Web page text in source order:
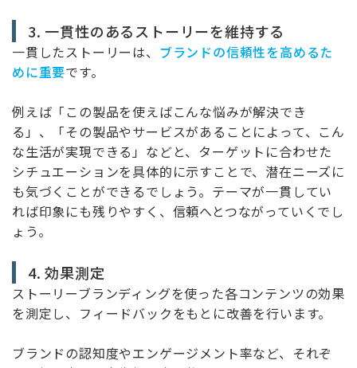
3. 一貫性のあるストーリーを維持する
一貫したストーリーは、 ブランドの信頼性を高めるた
めに重要です。
例えば「この製品を使えばこんな悩みが解決でき
る」、「その製品やサービスがあることによって、こん
な生活が実現できる」などと、ターゲットに合わせた
シチュエーションを具体的に示すことで、潜在ニーズに
も気づくことができるでしょう。テーマが一貫してい
れば印象にも残りやすく、信頼へとつながっていくでし
ょう。
4. 効果測定
ストーリーブランディングを使った各コンテンツの効果
を測定し、フィードバックをもとに改善を行います。
ブランドの認知度やエンゲージメント率など、それぞ